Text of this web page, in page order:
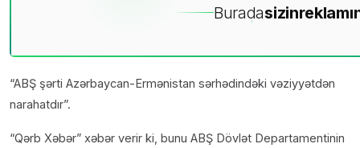
Buradasizin
“ABŞ şərti Azərbaycan-Ermənistan sərhədindəki vəziyyətdən
narahatdır”.
“Qərb Xəbər” xəbər verir ki, bunu ABŞ Dövlət Departamentinin